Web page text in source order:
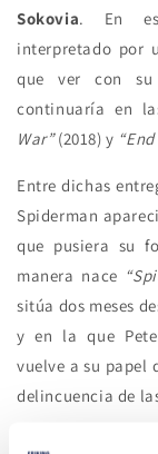
Sokovia. En
interpretado por
que ver con su
continuaría en
War”(2018) y
Entre dichas
Spiderman
que pusiera su
manera nace
sitúa dos meses
y en la que
vuelve a su papel
delincuencia de
Tras este film